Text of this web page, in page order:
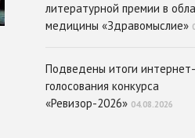
литературной премии в
медицины «Здравомыслие»
Подведены итоги интернет-
голосования конкурса
«Ревизор-2026» 04.08.2026